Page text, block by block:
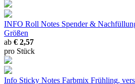
INFO Roll Notes Spender &
Größen
ab € 2,57
pro Stück
Info Sticky Notes Farbmix Frühling,